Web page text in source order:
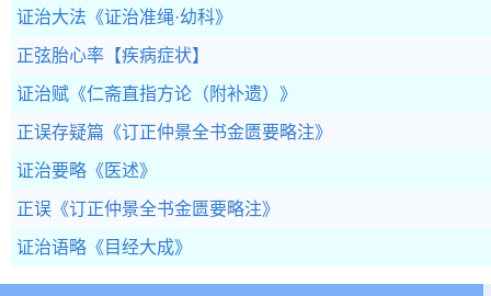
证治大法 《证治准绳·幼科》
正弦胎心率 【疾病症状】
证治赋 《仁斋直指方论（附补遗）》
正误存疑篇 《订正仲景全书金匮要略注》
证治要略 《医述》
正误 《订正仲景全书金匮要略注》
证治语略 《目经大成》